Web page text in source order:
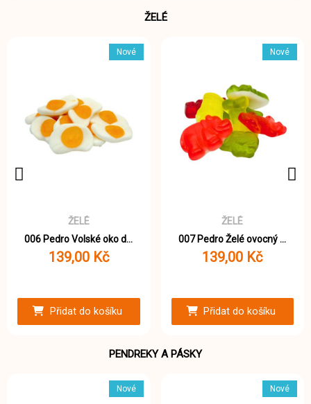
ŽELÉ
Nové
ŽELÉ
006 Pedro Volské oko dvoubarevné želé 1000g
139,00 Kč
Přidat do košíku
Nové
ŽELÉ
007 Pedro Želé ovocný mix 1000g
139,00 Kč
Přidat do košíku
PENDREKY A PÁSKY
Nové Nové